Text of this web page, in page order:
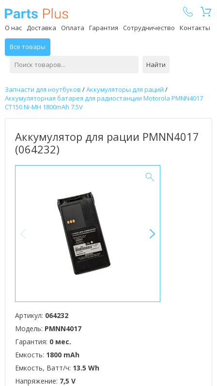
О нас Доставка Оплата Гарантия Сотрудничество Контакты
Все товары
Найти
Запчасти для ноутбуков /Аккумуляторы для раций /
Аккумуляторная батарея для радиостанции Motorola PMNN4017
CT150 Ni-MH 1800mAh 7.5V
Аккумулятор для рации PMNN4017
(064232)
Артикул: 064232
Модель: PMNN4017
Гарантия: 0 мес.
Емкость: 1800 mAh
Емкость, Ватт/ч: 13.5 Wh
Напряжение: 7,5 V